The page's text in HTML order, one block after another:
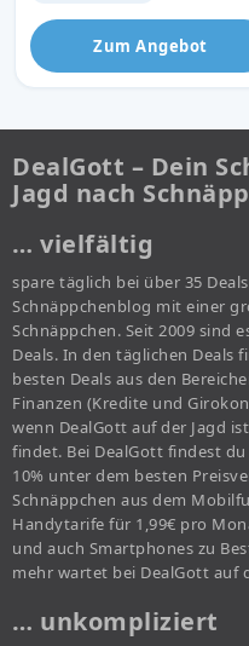
Zum Angebot
DealGott – Dein
Jagd nach
… vielfältig
spare täglich bei über 35
Schnäppchenblog mit einer
Schnäppchen. Seit 2009 sind
Deals. In den täglichen Deals
besten Deals aus den
Finanzen (Kredite und
wenn DealGott auf der Jagd
findet. Bei DealGott findest
10% unter dem besten
Schnäppchen aus dem
Handytarife für 1,99€ pro
und auch Smartphones zu
mehr wartet bei DealGott auf
… unkompliziert